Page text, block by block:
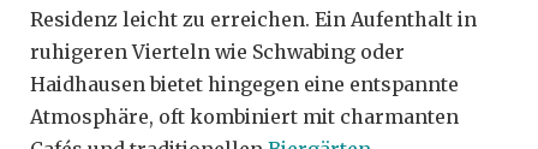
Residenz leicht zu erreichen. Ein Aufenthalt in
ruhigeren Vierteln wie Schwabing oder
Haidhausen bietet hingegen eine entspannte
Atmosphäre, oft kombiniert mit charmanten